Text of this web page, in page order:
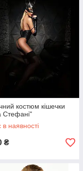
костюм кішечки
Стефані"
наявності
₴